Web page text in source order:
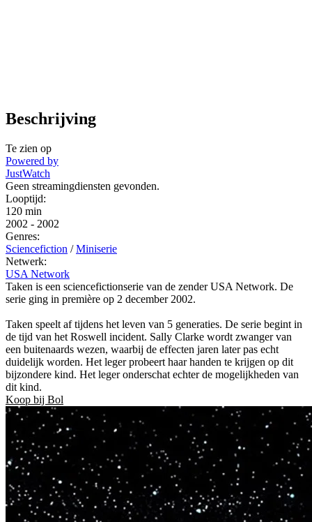
Beschrijving
Te zien op
Powered by
JustWatch
Geen streamingdiensten gevonden.
Looptijd:
120 min
2002 - 2002
Genres:
Sciencefiction / Miniserie
Netwerk:
USA Network
Taken is een sciencefictionserie van de zender USA Network. De
serie ging in première op 2 december 2002.
Taken speelt af tijdens het leven van 5 generaties. De serie begint in
de tijd van het Roswell incident. Sally Clarke wordt zwanger van
een buitenaards wezen, waarbij de effecten jaren later pas echt
duidelijk worden. Het leger probeert haar handen te krijgen op dit
bijzondere kind. Het leger onderschat echter de mogelijkheden van
dit kind.
Koop bij Bol